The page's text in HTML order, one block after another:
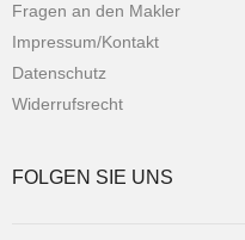
Fragen an den Makler
Impressum/Kontakt
Datenschutz
Widerrufsrecht
FOLGEN SIE UNS